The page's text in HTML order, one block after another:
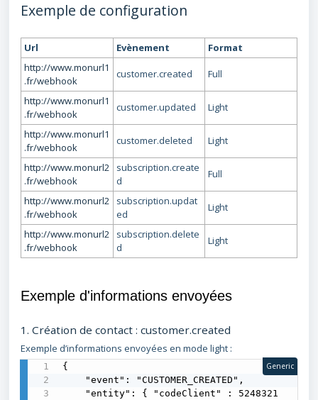
Exemple de configuration
Url Evènement
Format
http://www.monurl1
.fr/webhook
customer.created Full
http://www.monurl1
.fr/webhook
customer.updated Light
http://www.monurl1
.fr/webhook
customer.deleted Light
http://www.monurl2
.fr/webhook
subscription.create
d
Full
http://www.monurl2
.fr/webhook
subscription.updat
ed
Light
http://www.monurl2
.fr/webhook
subscription.delete
d
Light
Exemple d'informations envoyées
1. Création de contact : customer.created
Exemple d’informations envoyées en mode light :
{
Generic